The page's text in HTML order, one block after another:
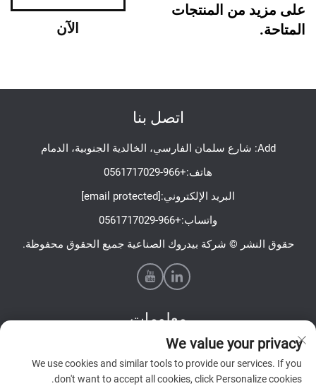
على مزيد من المنتجات
المتاحة.
الآن
اتصل بنا
Add: شارع سلمان الفارسي، الخالدية الجنوبية، الدمام
هاتف:+966-0561717029
البريد الإلكتروني:[email protected]
واتساب:+966-0561717029
حقوق النشر © شركة بيدروك الصناعية جميع الحقوق محفوظة.
معلومات
اشترك لتلقي نشرتنا الإخبارية الأسبوعية
We value your privacy
We use cookies and similar tools to provide our services. If you
don't want to accept all cookies, click Personalize cookies.